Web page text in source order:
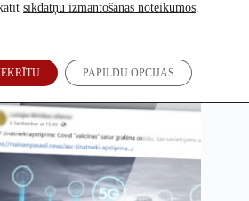
sīkdatņu izmantošanas noteikumos.
PAPILDU OPCIJAS